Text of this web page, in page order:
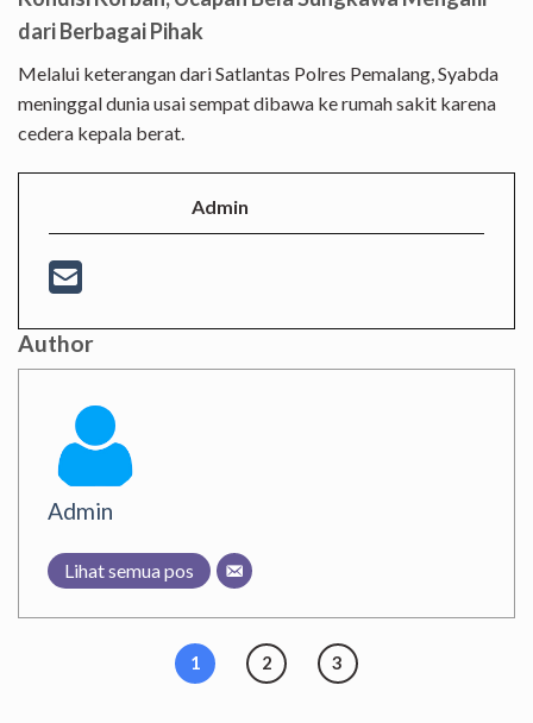
dari Berbagai Pihak
Melalui keterangan dari Satlantas Polres Pemalang, Syabda
meninggal dunia usai sempat dibawa ke rumah sakit karena
cedera kepala berat.
Admin
Author
Admin
Lihat semua pos
1 2 3